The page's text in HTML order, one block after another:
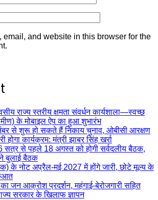
email, and website in this browser for the
राज्य स्तरीय क्षमता संवर्धन कार्यशाला—स्वच्छ
के मोबाइल ऐप का हुआ शुभारंभ
से शुरू हो सकते हैं निकाय चुनाव, ओबीसी आरक्षण
होगा कार्यक्रम: मंत्री झाबर सिंह खर्रा
सत्र से पहले 18 अगस्त को होगी सर्वदलीय बैठक,
बुलाई बैठक
के नोट अप्रैल-मई 2027 में होंगे जारी, छोटे मूल्य के
जन आक्रोश प्रदर्शन, महंगाई-बेरोजगारी सहित
राज्य सरकार के खिलाफ ज्ञापन